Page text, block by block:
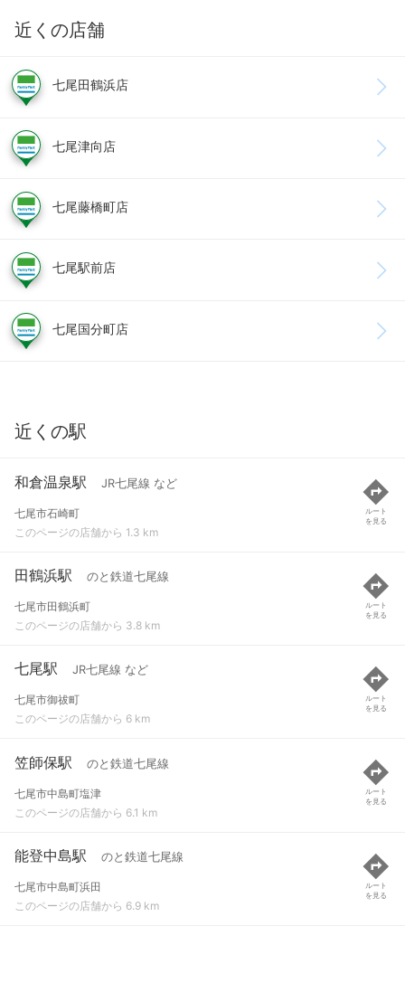
近くの店舗
七尾田鶴浜店
七尾津向店
七尾藤橋町店
七尾駅前店
七尾国分町店
近くの駅
和倉温泉駅 JR七尾線 など
七尾市石崎町
このページの店舗から 1.3 km
ルート
を見る
田鶴浜駅 のと鉄道七尾線
七尾市田鶴浜町
このページの店舗から 3.8 km
ルート
を見る
七尾駅 JR七尾線 など
七尾市御祓町
このページの店舗から 6 km
ルート
を見る
笠師保駅 のと鉄道七尾線
七尾市中島町塩津
このページの店舗から 6.1 km
ルート
を見る
能登中島駅 のと鉄道七尾線
七尾市中島町浜田
このページの店舗から 6.9 km
ルート
を見る